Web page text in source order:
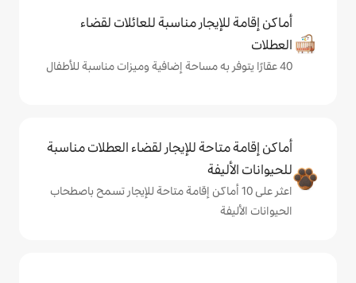
مناسبة للعائلات لقضاء
للإيجار لقضاء العطلات مناسبة
10 أماكن إقامة متاحة للإيجار تسمح باصطحاب